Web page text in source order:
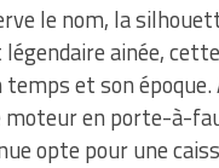
le nom, la
ainée,
temps et son époque.
en porte-à-
opte pour une